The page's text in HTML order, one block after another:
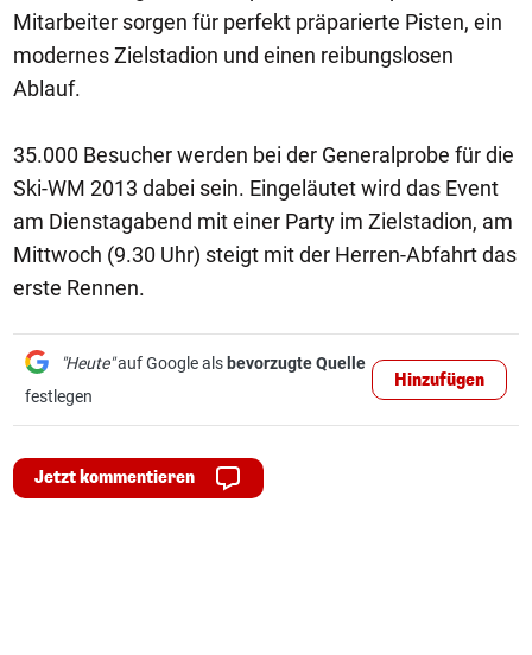
Mitarbeiter sorgen für perfekt präparierte Pisten, ein
modernes Zielstadion und einen reibungslosen
Ablauf.
35.000 Besucher werden bei der Generalprobe für die
Ski-WM 2013 dabei sein. Eingeläutet wird das Event
am Dienstagabend mit einer Party im Zielstadion, am
Mittwoch (9.30 Uhr) steigt mit der Herren-Abfahrt das
erste Rennen.
"Heute"auf Google als bevorzugte Quelle
festlegen
Hinzufügen
Jetzt kommentieren